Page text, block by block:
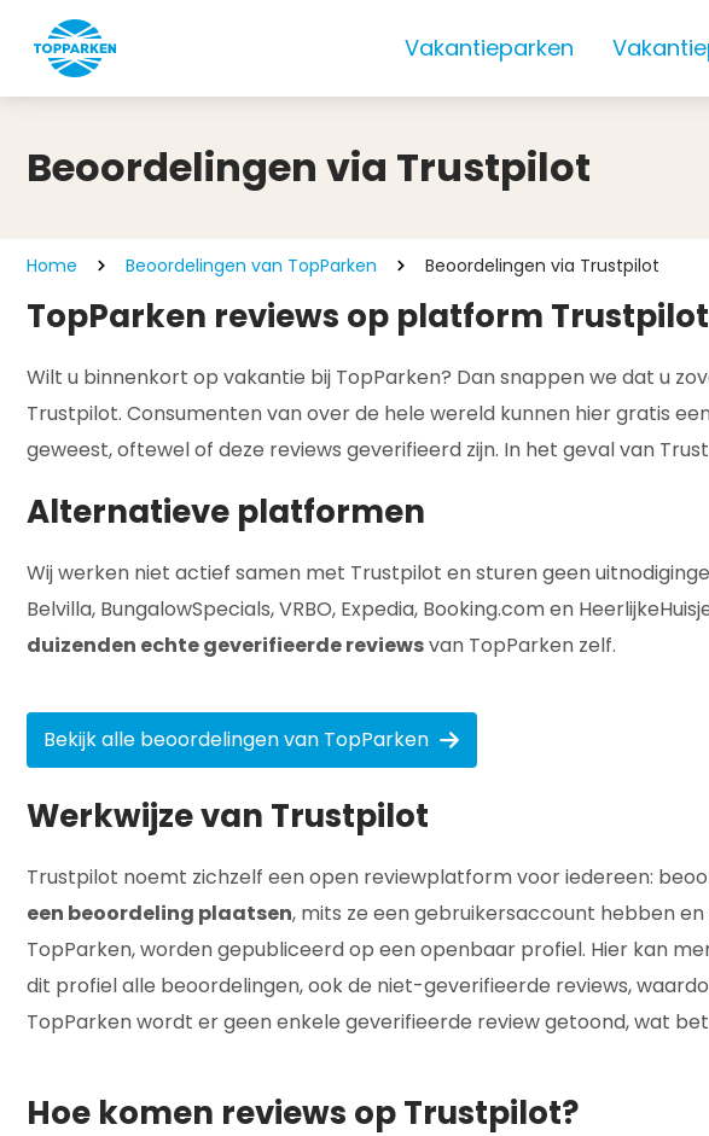
Vakantieparken
Beoordelingen via Trustpilot
Home Beoordelingen van TopParken Beoordelingen via Trustpilot
TopParken reviews op platform Trustpilot
Wilt u binnenkort op vakantie bij TopParken? Dan snappen we dat u
Trustpilot. Consumenten van over de hele wereld kunnen hier gratis
geweest, oftewel of deze reviews geverifieerd zijn. In het geval van
Alternatieve platformen
Wij werken niet actief samen met Trustpilot en sturen geen
Belvilla, BungalowSpecials, VRBO, Expedia, Booking.com en
duizenden echte geverifieerde reviewsvan TopParken zelf.
Bekijk alle beoordelingen van TopParken
Werkwijze van Trustpilot
Trustpilot noemt zichzelf een open reviewplatform voor iedereen:
een beoordeling plaatsen, mits ze een gebruikersaccount hebben
TopParken, worden gepubliceerd op een openbaar profiel. Hier kan
dit profiel alle beoordelingen, ook de niet-geverifieerde reviews,
TopParken wordt er geen enkele geverifieerde review getoond, wat
Hoe komen reviews op Trustpilot?